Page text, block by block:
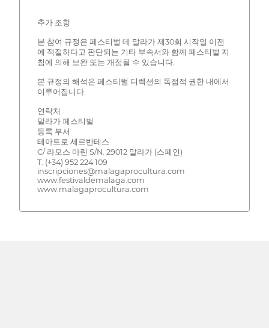
추가 조항
본 참여 규정은 페스티벌 데 말라가 제30회 시작일 이전
에 적절하다고 판단되는 기타 부속서와 함께 페스티벌 지
침에 의해 보완 또는 개정될 수 있습니다.
본 규정의 해석은 페스티벌 디렉션의 독점적 권한 내에서
이루어집니다.
연락처
말라가 페스티벌
등록 부서
테아트로 세르반테스
C/ 라모스 마린 S/N. 29012 말라가 (스페인)
T. (+34) 952 224 109
inscripciones@malagaprocultura.com
www.festivaldemalaga.com
www.malagaprocultura.com